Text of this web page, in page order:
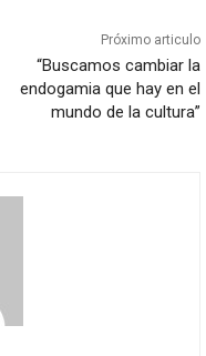
Próximo articulo
“Buscamos cambiar la
endogamia que hay en el
mundo de la cultura”